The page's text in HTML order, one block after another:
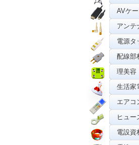
AVケ
アンテ
電源タ
配線部
理美容
生活家
エアコ
ヒュー
電設資